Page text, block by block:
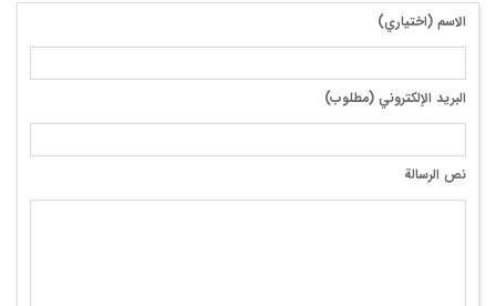
الاسم (اختياري)
البريد الإلكتروني (مطلوب)
نص الرسالة